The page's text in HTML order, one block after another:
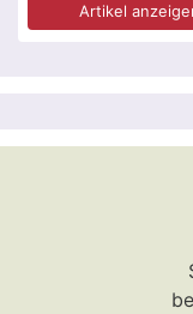
Artikel